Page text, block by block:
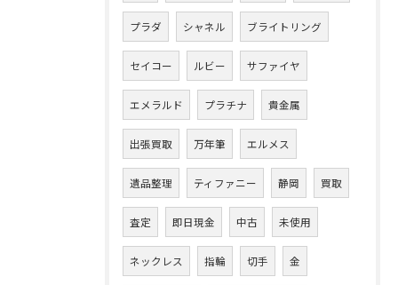
プラダ シャネル ブライトリング
セイコー ルビー サファイヤ
エメラルド プラチナ 貴金属
出張買取 万年筆 エルメス
遺品整理 ティファニー 静岡 買取
査定 即日現金 中古 未使用
ネックレス 指輪 切手 金